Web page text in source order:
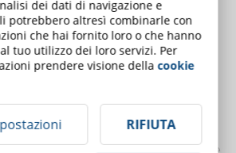
nelle regioni meno sviluppate.
la limitata disponibilità di reti ad
aree può ancora costituire un ostacolo
esperienze formative ottimali.
LMS si conferma in forte
da innovazioni tecnologiche e
di formazione digitale. Per aziende
dei dati di navigazione e
potrebbero altresì combinarle con
che hai fornito loro o che hanno
tuo utilizzo dei loro servizi. Per
prendere visione dellacookie
RIFIUTA